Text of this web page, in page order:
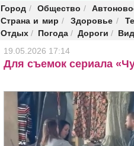
Город / Общество /
Страна и мир / Здоровье /
Отдых / Погода / Дороги /
19.05.2026 17:14
Для съемок сериала